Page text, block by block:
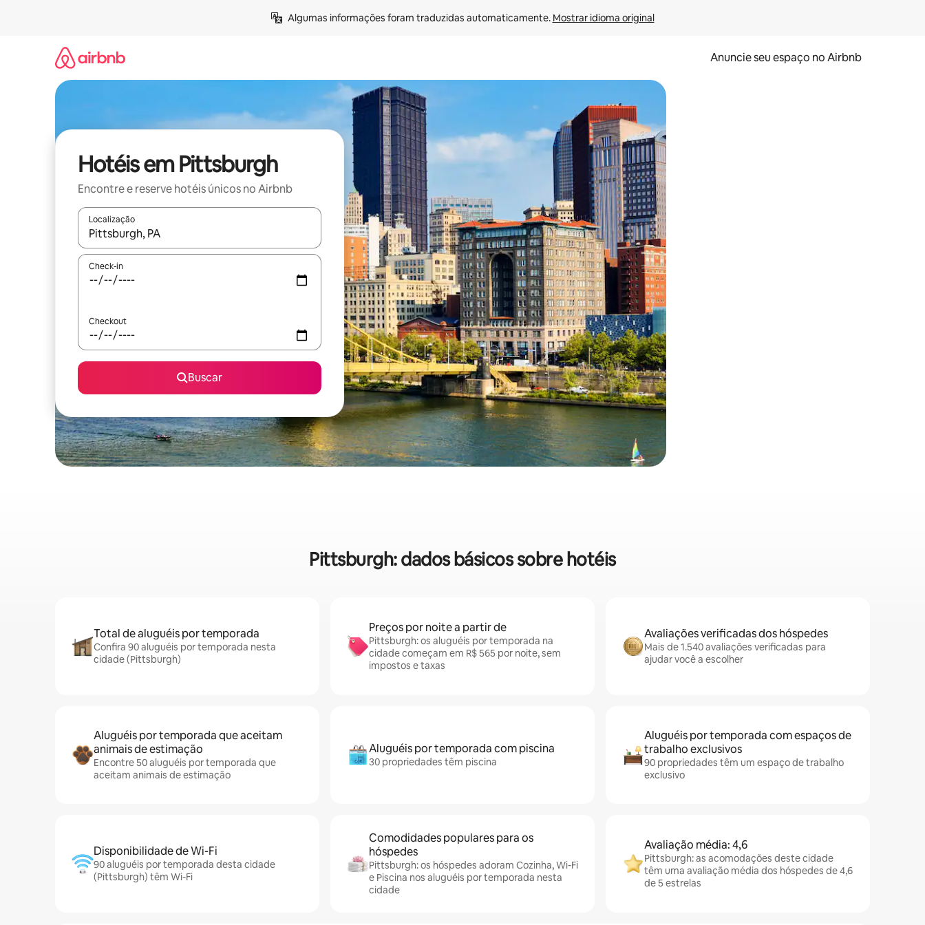
Algumas informações foram traduzidas automaticamente. Mostrar idioma original
Anuncie seu espaço no Airbnb
Hotéis em Pittsburgh
Encontre e reserve hotéis únicos no Airbnb
Localização
Quando os resultados estiverem disponíveis, explore-os usando as seta para cima e para baixo do teclado ou tocando e deslizando o dedo na tela.
Check-in
Checkout
Buscar
Pittsburgh: dados básicos sobre hotéis
Total de aluguéis por temporada
Confira 90 aluguéis por temporada nesta
cidade (Pittsburgh)
Preços por noite a partir de
Pittsburgh: os aluguéis por temporada na
cidade começam em R$ 565 por noite, sem
impostos e taxas
Avaliações verificadas dos hóspedes
Mais de 1.540 avaliações verificadas para
ajudar você a escolher
Aluguéis por temporada que aceitam
animais de estimação
Encontre 50 aluguéis por temporada que
aceitam animais de estimação
Aluguéis por temporada com piscina
30 propriedades têm piscina
Aluguéis por temporada com espaços de
trabalho exclusivos
90 propriedades têm um espaço de trabalho
exclusivo
Disponibilidade de Wi-Fi
90 aluguéis por temporada desta cidade
(Pittsburgh) têm Wi-Fi
Comodidades populares para os
hóspedes
Pittsburgh: os hóspedes adoram Cozinha, Wi-Fi
e Piscina nos aluguéis por temporada nesta
cidade
Avaliação média: 4,6
Pittsburgh: as acomodações deste cidade
têm uma avaliação média dos hóspedes de 4,6
de 5 estrelas